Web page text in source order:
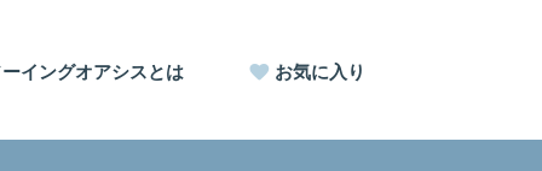
イングオアシスとは お気に入り